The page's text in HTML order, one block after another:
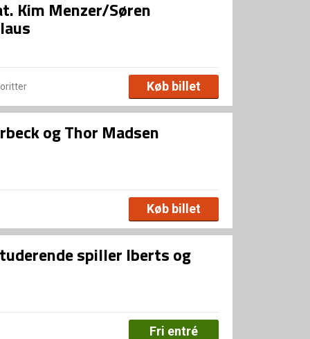
Kim Menzer/Søren
Køb billet
og Thor Madsen
Køb billet
spiller Iberts og
Fri entré